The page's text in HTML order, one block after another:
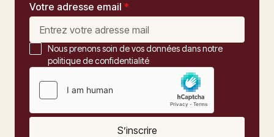
Votre adresse email *
Nous prenons soin de vos données dans notre
politique de confidentialité
S’inscrire